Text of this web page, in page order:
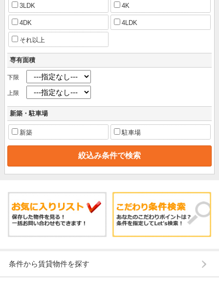
3LDK 4K
4DK 4LDK
それ以上
専有面積
下限
上限
新築・駐車場
新築 駐車場
条件から賃貸物件を探す